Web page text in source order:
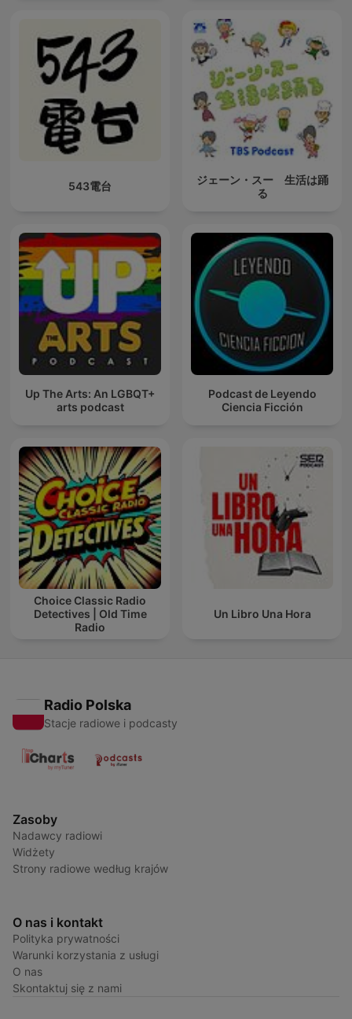
543電台
ジェーン・スー 生活は踊
る
Up The Arts: An LGBQT+
arts podcast
Podcast de Leyendo
Ciencia Ficción
Choice Classic Radio
Detectives | Old Time
Radio
Un Libro Una Hora
Radio Polska
Stacje radiowe i podcasty
Zasoby
Nadawcy radiowi
Widżety
Strony radiowe według krajów
O nas i kontakt
Polityka prywatności
Warunki korzystania z usługi
O nas
Skontaktuj się z nami